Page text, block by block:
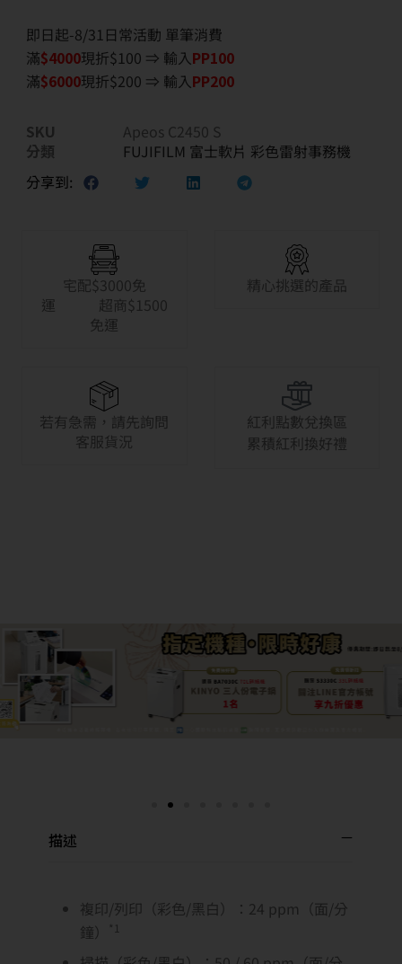
即日起-8/31日常活動 單筆消費
滿$4000現折$100 ⇒ 輸入PP100
滿$6000現折$200 ⇒ 輸入PP200
SKU
Apeos C2450 S
分類
FUJIFILM 富士軟片 彩色雷射事務機
分享到:
宅配$3000免
運 超商$1500
免運
精心挑選的產品
若有急需，請先詢問
客服貨況
紅利點數兌換區
累積紅利換好禮
描述
複印/列印（彩色/黑白）：24 ppm（面/分
鐘）
*1